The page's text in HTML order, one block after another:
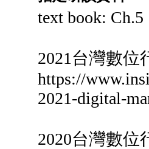
text book: Ch.5
2021台灣數位
https://
2021-digital-
2020台灣數位